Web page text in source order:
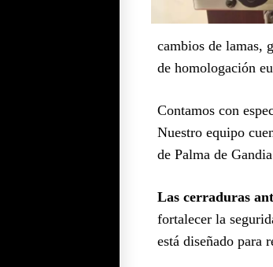
cambios de lamas,
de homologación
Contamos con
Nuestro equipo
de Palma de
Las cerraduras
fortalecer la
está diseñado para